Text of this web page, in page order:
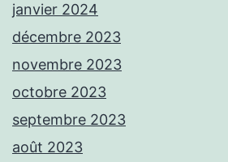
janvier 2024
décembre 2023
novembre 2023
octobre 2023
septembre 2023
août 2023